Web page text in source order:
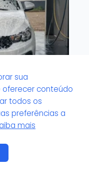
sua
oferecer conteúdo
todos os
preferências a
mais